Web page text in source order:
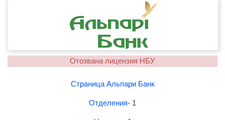
Отозвана лицензия НБУ
Страница Альпари Банк
Отделения- 1